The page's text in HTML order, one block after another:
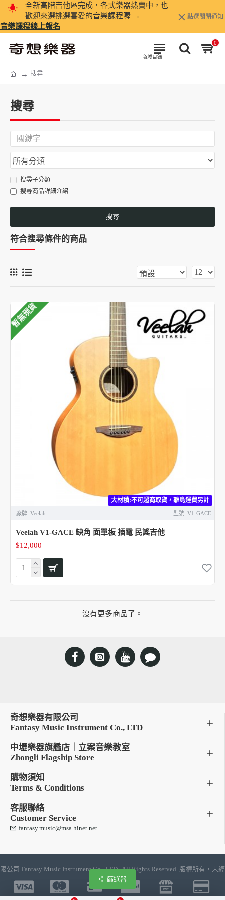
全新高階吉他區完成，各式樂器熱賣中，也
歡迎來選挑選喜愛的音樂課程喔 →
音樂課程線上報名
點選關閉通知
0
搜尋
搜尋
搜尋子分類
搜尋商品詳細介紹
搜尋
符合搜尋條件的商品
大材積:不可超商取貨，離島運費另計
暫無現貨
廠牌: Veelah 型號: V1-GACE
Veelah V1-GACE 缺角 面單板 插電 民謠吉他
$12,000
沒有更多商品了。
奇想樂器有限公司
Fantasy Music Instrument Co., LTD
中壢樂器旗艦店｜立案音樂教室
Zhongli Flagship Store
購物須知
Terms & Conditions
客服聯絡
Customer Service
fantasy.music@msa.hinet.net
公司 Fantasy Music Instrument Co., LTD | All Rights Reserved. 版權所有，未
篩選器